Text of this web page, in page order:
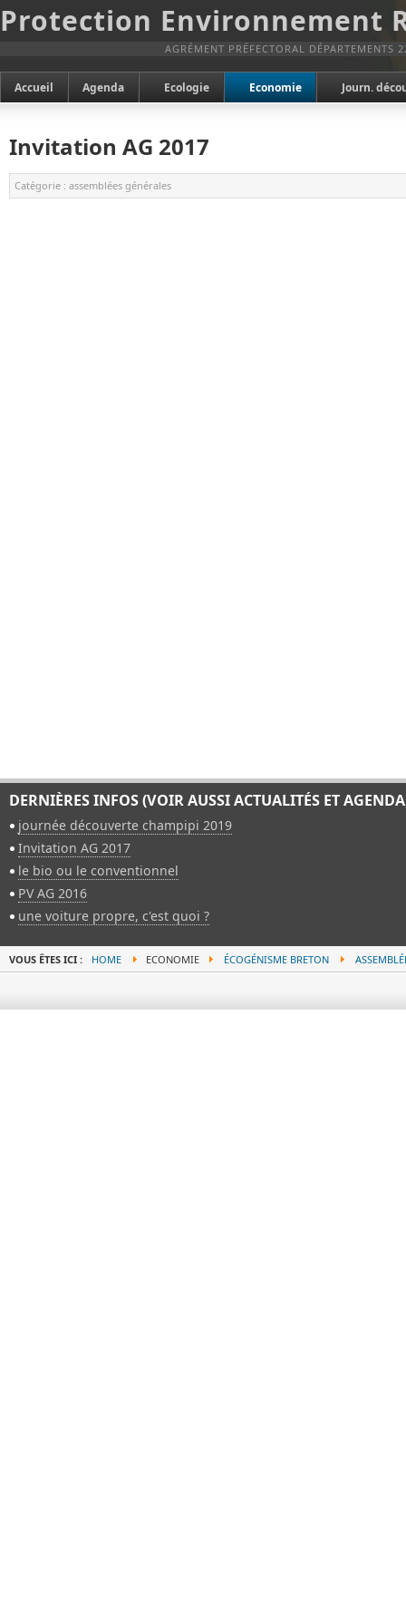
Protection Environnement
AGRÉMENT PRÉFECTORAL DÉPARTEMENTS
Accueil Agenda Ecologie Economie Journ.
Invitation AG 2017
Catégorie : assemblées générales
DERNIÈRES INFOS (VOIR AUSSI ACTUALITÉS ET
journée découverte champipi 2019
Invitation AG 2017
le bio ou le conventionnel
PV AG 2016
une voiture propre, c'est quoi ?
VOUS ÊTES ICI : HOME ECONOMIE ÉCOGÉNISME BRETON